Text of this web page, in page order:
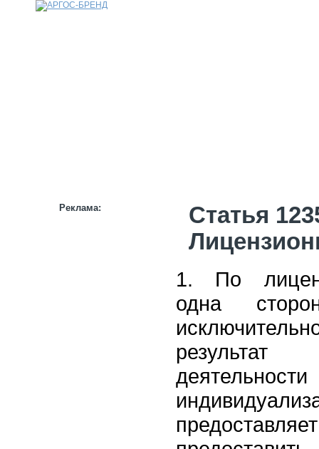
Реклама:
Статья
1. По
одна
результат